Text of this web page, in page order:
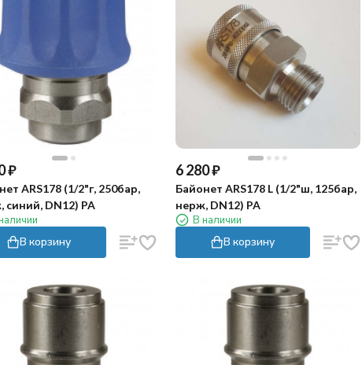
₽
ARS178 (1/2"г, 250бар,
синий, DN12) PA
В корзину
6 280₽
Байонет ARS178 L (1/2"ш, 125бар,
нерж, DN12) PA
В наличии
В корзину